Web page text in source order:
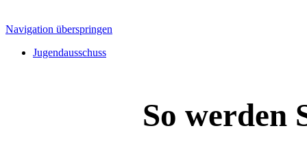
Navigation überspringen
Jugendausschuss
So werden